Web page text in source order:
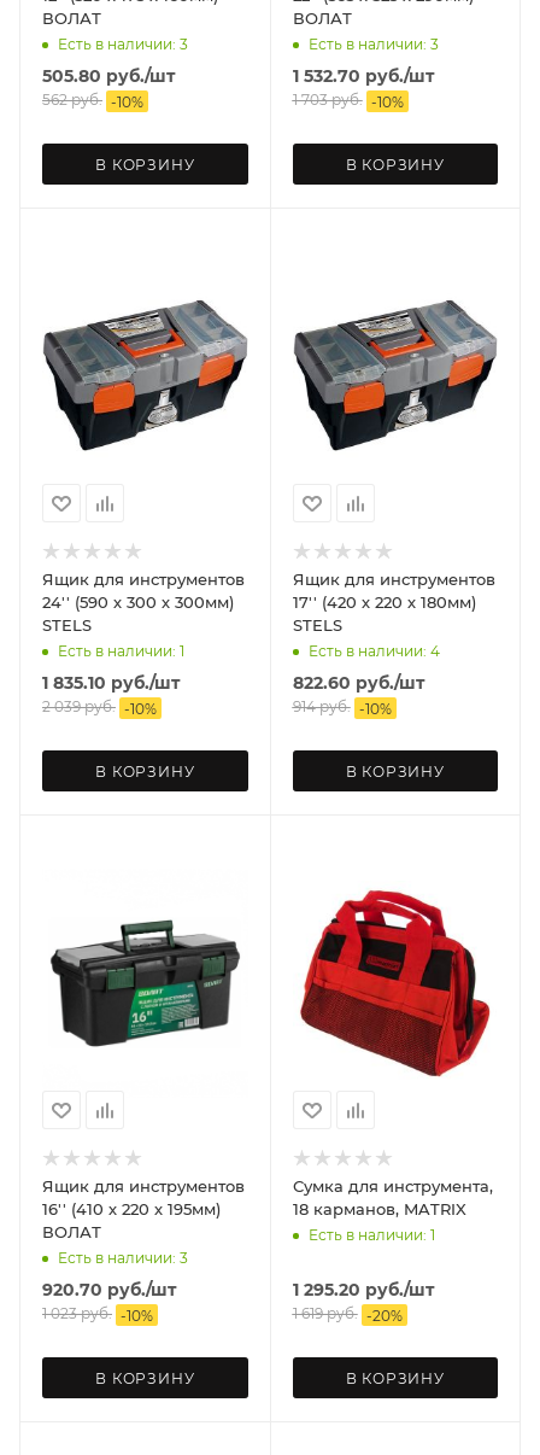
ВОЛАТ
Есть в наличии: 3
505.80 руб./шт
562руб. -10%
В КОРЗИНУ
ВОЛАТ
Есть в наличии: 3
1 532.70 руб./шт
1 703руб. -10%
В КОРЗИНУ
Ящик для инструментов
24'' (590 х 300 х 300мм)
STELS
Есть в наличии: 1
1 835.10 руб./шт
2 039руб. -10%
В КОРЗИНУ
Ящик для инструментов
17'' (420 х 220 х 180мм)
STELS
Есть в наличии: 4
822.60 руб./шт
914руб. -10%
В КОРЗИНУ
Ящик для инструментов
16'' (410 х 220 х 195мм)
ВОЛАТ
Есть в наличии: 3
920.70 руб./шт
1 023руб. -10%
В КОРЗИНУ
Сумка для инструмента,
18 карманов, MATRIX
Есть в наличии: 1
1 295.20 руб./шт
1 619руб. -20%
В КОРЗИНУ